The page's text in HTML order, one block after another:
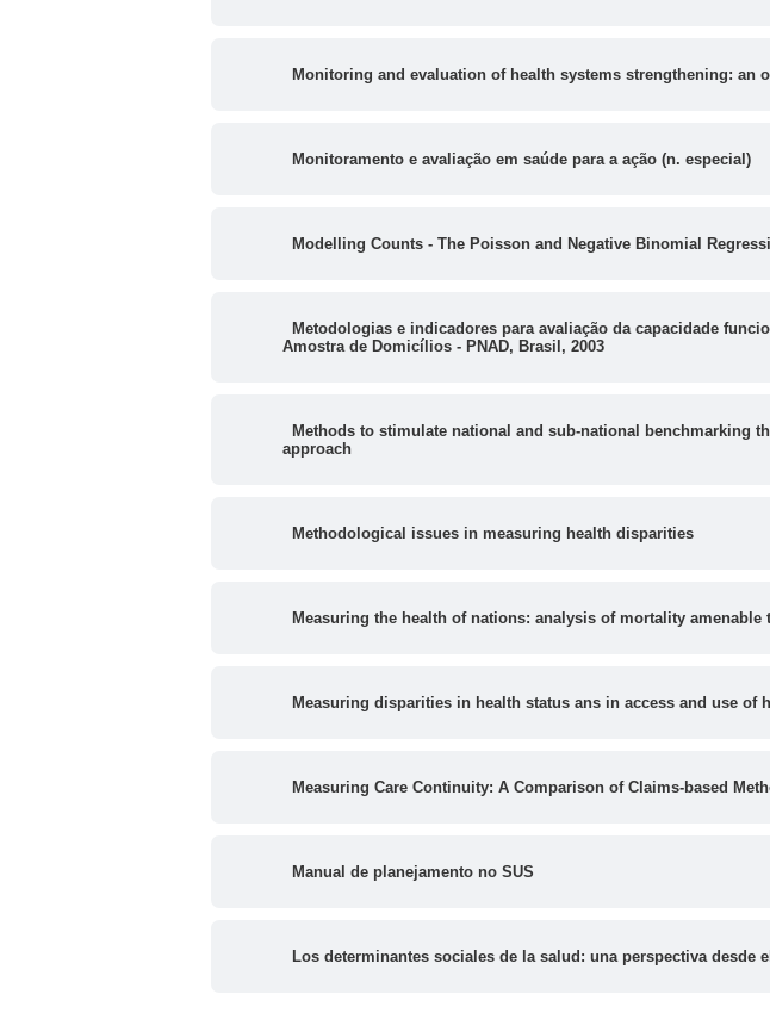
Monitoring and evaluation of health systems strengthening: an
Monitoramento e avaliação em saúde para a ação (n. especial)
Modelling Counts - The Poisson and Negative Binomial
Metodologias e indicadores para avaliação da capacidade
Amostra de Domicílios - PNAD, Brasil, 2003
Methods to stimulate national and sub-national benchmarking
approach
Methodological issues in measuring health disparities
Measuring the health of nations: analysis of mortality amenable
Measuring disparities in health status ans in access and use of
Measuring Care Continuity: A Comparison of Claims-based
Manual de planejamento no SUS
Los determinantes sociales de la salud: una perspectiva desde